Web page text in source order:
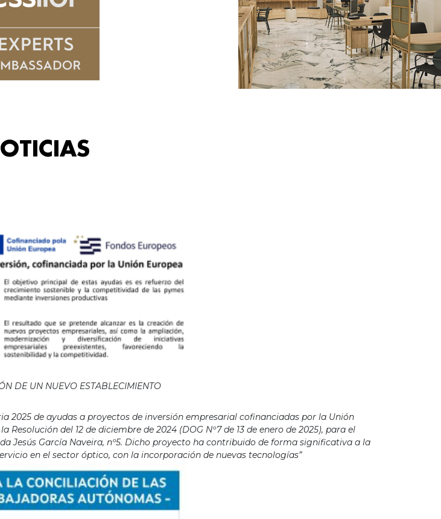
DE UN NUEVO ESTABLECIMIENTO
2025 de ayudas a proyectos de inversión empresarial cofinanciadas por la Unión
del 12 de diciembre de 2024 (DOG Nº7 de 13 de enero de 2025), para el
Jesús García Naveira, nº5. Dicho proyecto ha contribuido de forma significativa a la
en el sector óptico, con la incorporación de nuevas tecnologías”